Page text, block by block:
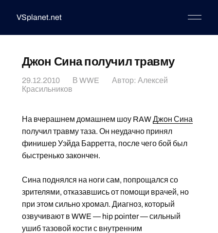
VSplanet.net
Джон Сина получил травму
29.12.2010 В WWE Автор: Алексей
Красильников
На вчерашнем домашнем шоу RAWДжон Сина
получил травму таза. Он неудачно принял
финишер Уэйда Барретта, после чего бой был
быстренько закончен.
Сина поднялся на ноги сам, попрощался со
зрителями, отказавшись от помощи врачей, но
при этом сильно хромал. Диагноз, который
озвучивают в WWE — hip pointer — сильный
ушиб тазовой кости с внутренним